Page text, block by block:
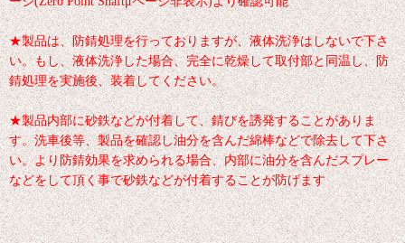
★製品は、防錆処理を行っておりますが、液体洗浄はしないで下さ
い。もし、液体洗浄した場合、完全に乾燥して取付部と同温し、防
錆処理を実施後、装着してください。
★製品内部に砂鉄などが付着して、錆びを誘発することがありま
す。洗車後等、製品を確認し油分を含んだ綿棒などで除去して下さ
い。より防錆効果を求められる場合、内部に油分を含んだスプレー
などをして頂く事で砂鉄などが付着することが防げます